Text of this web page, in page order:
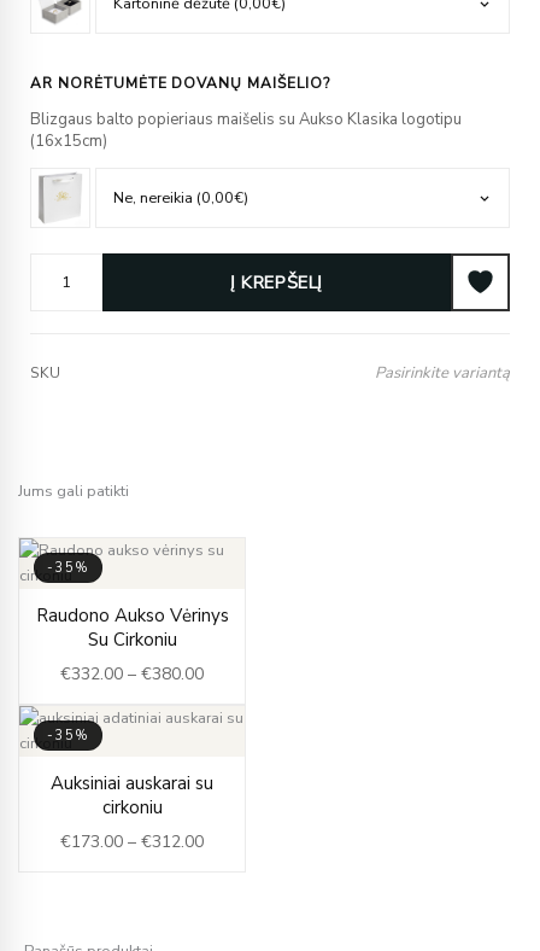
AR NORĖTUMĖTE DOVANŲ MAIŠELIO?
Blizgaus balto popieriaus maišelis su Aukso Klasika logotipu
(16x15cm)
Į KREPŠELĮ
SKU Pasirinkite variantą
Jums gali patikti
-35%
Raudono Aukso Vėrinys
Su Cirkoniu
€332.00 – €380.00
range:
through
-35%
Auksiniai auskarai su
cirkoniu
€173.00 – €312.00
range:
through